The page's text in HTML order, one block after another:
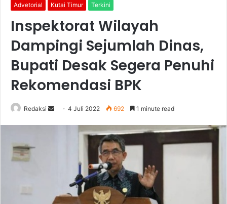
Advetorial Kutai Timur Terkini
Inspektorat Wilayah
Dampingi Sejumlah Dinas,
Bupati Desak Segera Penuhi
Rekomendasi BPK
Redaksi
Send4 Juli 2022 692 1 minute read